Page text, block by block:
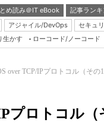
め読み＠IT eBook 記事ラン
アジャイル/DevOps セキュ
生かす ローコード/ノーコード
over TCP/IPプロトコル（その
ロトコル（